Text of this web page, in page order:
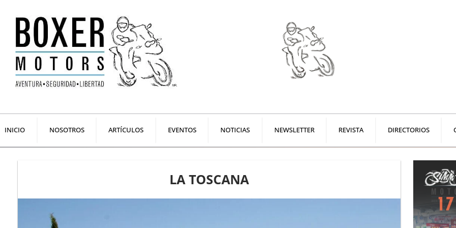
contenido
INICIO NOSOTROS ARTÍCULOS EVENTOS NOTICIAS NEWSLETTER REVISTA DIRECTORIOS
LA TOSCANA